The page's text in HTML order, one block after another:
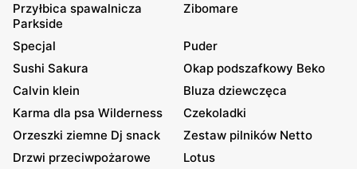
Przyłbica spawalnicza
Parkside
Zibomare
Specjal
Puder
Sushi Sakura
Okap podszafkowy Beko
Calvin klein
Bluza dziewczęca
Karma dla psa Wilderness
Czekoladki
Orzeszki ziemne Dj snack
Zestaw pilników Netto
Drzwi przeciwpożarowe
Lotus